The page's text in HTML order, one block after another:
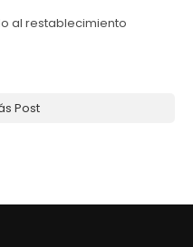
al restablecimiento
Post